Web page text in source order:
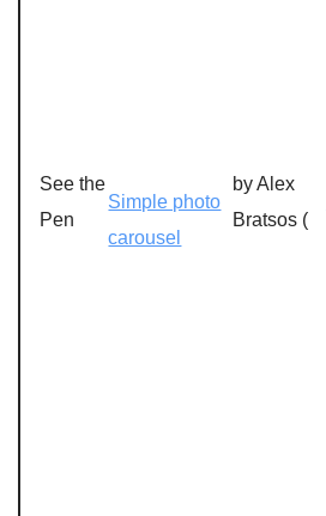
See the
Pen
Simple photo
carousel
by Alex
Bratsos (